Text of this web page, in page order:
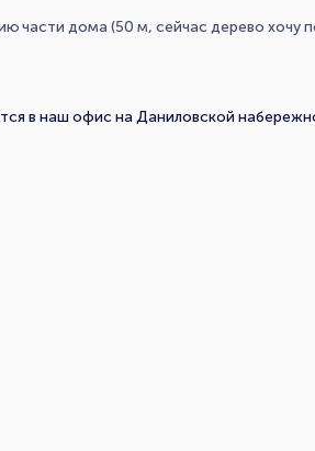
части дома (50 м, сейчас дерево хочу
в наш офис на Даниловской